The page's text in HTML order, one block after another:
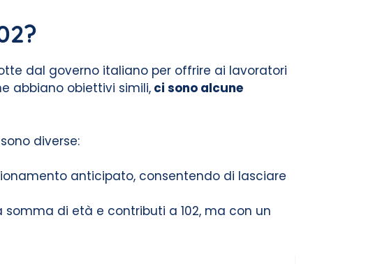
dal governo italiano per offrire ai lavoratori
abbiano obiettivi simili, ci sono alcune
diverse:
anticipato, consentendo di lasciare
di età e contributi a 102, ma con un